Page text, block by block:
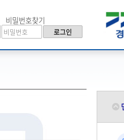
비밀번호찾기
로그인